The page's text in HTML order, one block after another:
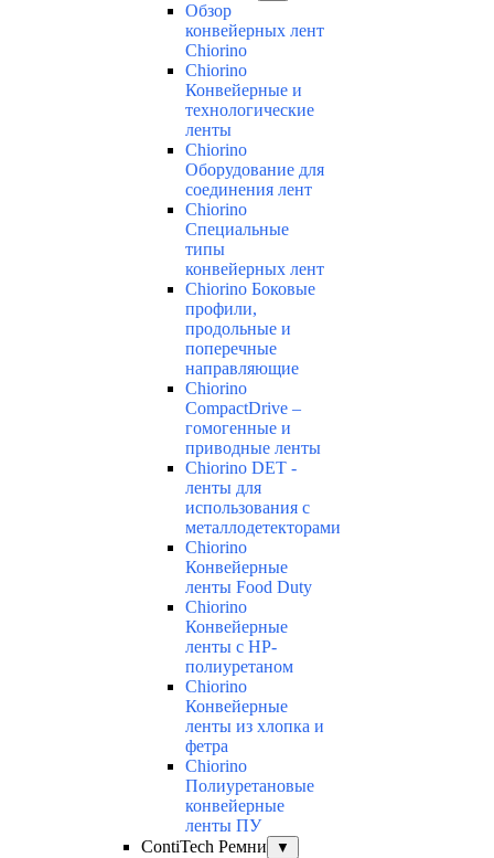
Обзор
конвейерных лент
Chiorino
Chiorino
Конвейерные и
технологические
ленты
Chiorino
Оборудование для
соединения лент
Chiorino
Специальные
типы
конвейерных лент
Chiorino Боковые
профили,
продольные и
поперечные
направляющие
Chiorino
CompactDrive –
гомогенные и
приводные ленты
Chiorino DET -
ленты для
использования с
металлодетекторами
Chiorino
Конвейерные
ленты Food Duty
Chiorino
Конвейерные
ленты с НР-
полиуретаном
Chiorino
Конвейерные
ленты из хлопка и
фетра
Chiorino
Полиуретановые
конвейерные
ленты ПУ
ContiTech Ремни
▼